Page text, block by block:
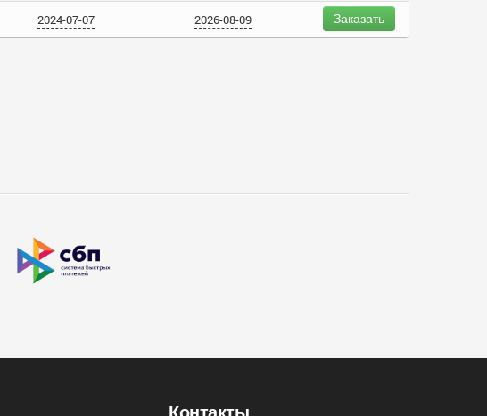
2024-07-07 2026-08-09 Заказать
Контакты